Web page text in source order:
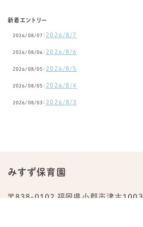
新着エントリー
2026/08/07： 2026/8/7
2026/08/06： 2026/8/6
2026/08/05： 2026/8/5
2026/08/05： 2026/8/4
2026/08/03： 2026/8/3
みすず保育園
〒838-0102 福岡県小郡市津古1003